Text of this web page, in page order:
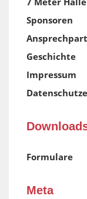
Sponsoren
Geschichte
Impressum
Formulare
Meta